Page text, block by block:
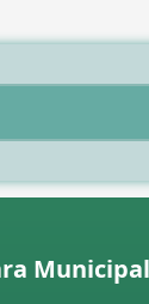
Municipal